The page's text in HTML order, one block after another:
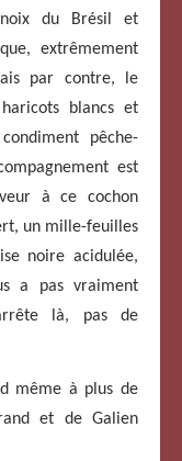
du Brésil et
extrêmement
par contre, le
blancs et
pêche-
est
à ce cochon
un mille-feuilles
noire acidulée,
a pas vraiment
là, pas de
même à plus de
et de Galien